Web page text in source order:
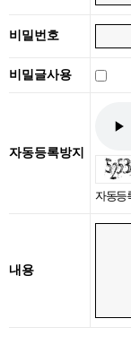
비밀번호
비밀글사용
자동등록방지
자동등
내용